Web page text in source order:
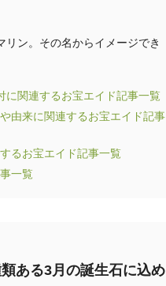
ン。その名からイメージでき
に関連するお宝エイド記事一覧
由来に関連するお宝エイド記事
るお宝エイド記事一覧
一覧
ある3月の誕生石に込め